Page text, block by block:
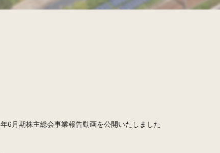
6月期株主総会事業報告動画を公開いたしました